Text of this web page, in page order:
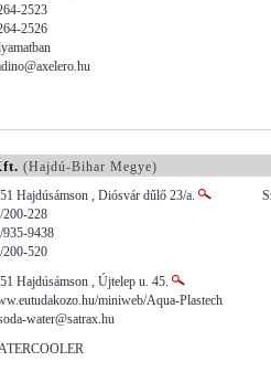
2523
2526
(Hajdú-Bihar Megye)
Hajdúsámson , Diósvár dűlő 23/a.
200-228
935-9438
200-520
Hajdúsámson , Újtelep u. 45.
miniweb/Aqua-Plastech
water@satrax.hu